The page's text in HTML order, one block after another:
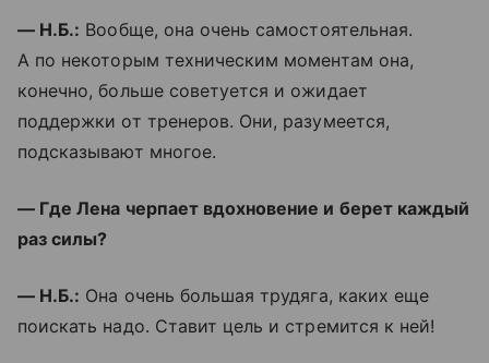
— Н.Б.: Вообще, она очень самостоятельная.
А по некоторым техническим моментам она,
конечно, больше советуется и ожидает
поддержки от тренеров. Они, разумеется,
подсказывают многое.
— Где Лена черпает вдохновение и берет каждый
раз силы?
— Н.Б.: Она очень большая трудяга, каких еще
поискать надо. Ставит цель и стремится к ней!